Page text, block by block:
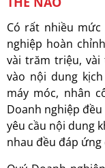
Có rất nhiều
nghiệp hoàn
vài trăm triệu,
vào nội dung
máy móc, nhân
Doanh nghiệp
yêu cầu nội dung
nhau đều đáp